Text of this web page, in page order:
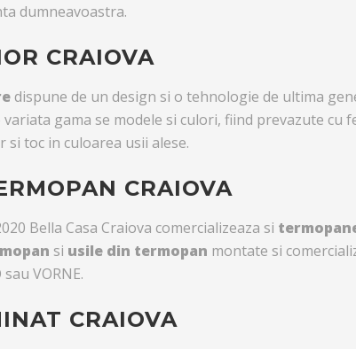
dumneavoastra.
CRAIOVA
dispune de un design si o tehnologie de ultima
variata gama se modele si culori, fiind prevazute
toc in culoarea usii alese.
CRAIOVA
Bella Casa Craiova comercializeaza si
si usile din termopan montate si
VORNE.
CRAIOVA